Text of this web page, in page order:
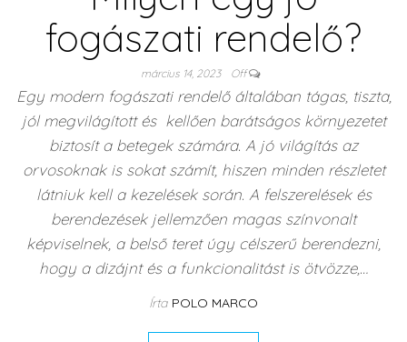
fogászati rendelő?
március 14, 2023 Off
Egy modern fogászati rendelő általában tágas, tiszta,
jól megvilágított és kellően barátságos környezetet
biztosít a betegek számára. A jó világítás az
orvosoknak is sokat számít, hiszen minden részletet
látniuk kell a kezelések során. A felszerelések és
berendezések jellemzően magas színvonalt
képviselnek, a belső teret úgy célszerű berendezni,
hogy a dizájnt és a funkcionalitást is ötvözze,…
Írta POLO MARCO